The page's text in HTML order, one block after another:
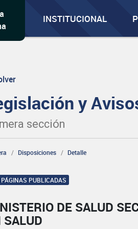
INSTITUCIONAL
y
sección
Disposiciones Detalle
PÁGINAS PUBLICADAS
DE SALUD
SALUD